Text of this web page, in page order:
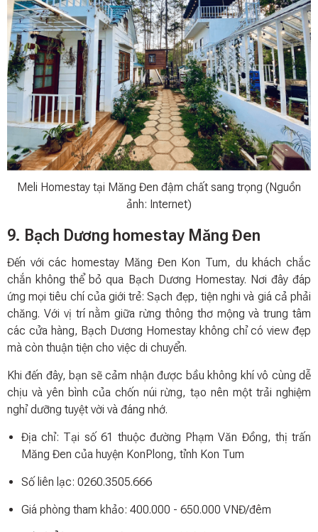
Meli Homestay tại Măng Đen đậm chất sang trọng (Nguồn
ảnh: Internet)
9. Bạch Dương homestay Măng Đen
Đến với các homestay Măng Đen Kon Tum, du khách chắc
chắn không thể bỏ qua Bạch Dương Homestay. Nơi đây đáp
ứng mọi tiêu chí của giới trẻ: Sạch đẹp, tiện nghi và giá cả phải
chăng. Với vị trí nằm giữa rừng thông thơ mộng và trung tâm
các cửa hàng, Bạch Dương Homestay không chỉ có view đẹp
mà còn thuận tiện cho việc di chuyển.
Khi đến đây, bạn sẽ cảm nhận được bầu không khí vô cùng dễ
chịu và yên bình của chốn núi rừng, tạo nên một trải nghiệm
nghỉ dưỡng tuyệt vời và đáng nhớ.
Địa chỉ: Tại số 61 thuộc đường Phạm Văn Đồng, thị trấn
Măng Đen của huyện KonPlong, tỉnh Kon Tum
Số liên lạc: 0260.3505.666
Giá phòng tham khảo: 400.000 - 650.000 VNĐ/đêm